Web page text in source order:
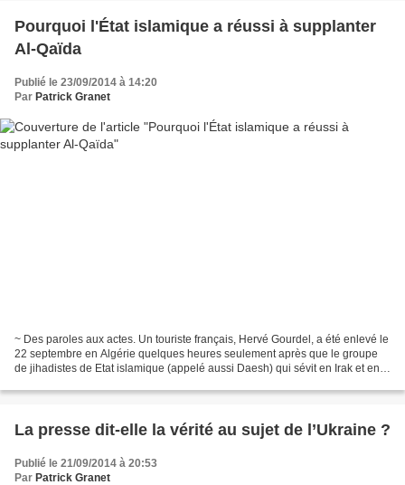
Pourquoi l'État islamique a réussi à supplanter
Al-Qaïda
Publié le 23/09/2014 à 14:20
Par Patrick Granet
~ Des paroles aux actes. Un touriste français, Hervé Gourdel, a été enlevé le
22 septembre en Algérie quelques heures seulement après que le groupe
de jihadistes de Etat islamique (appelé aussi Daesh) qui sévit en Irak et en
La presse dit-elle la vérité au sujet de l’Ukraine ?
Publié le 21/09/2014 à 20:53
Par Patrick Granet